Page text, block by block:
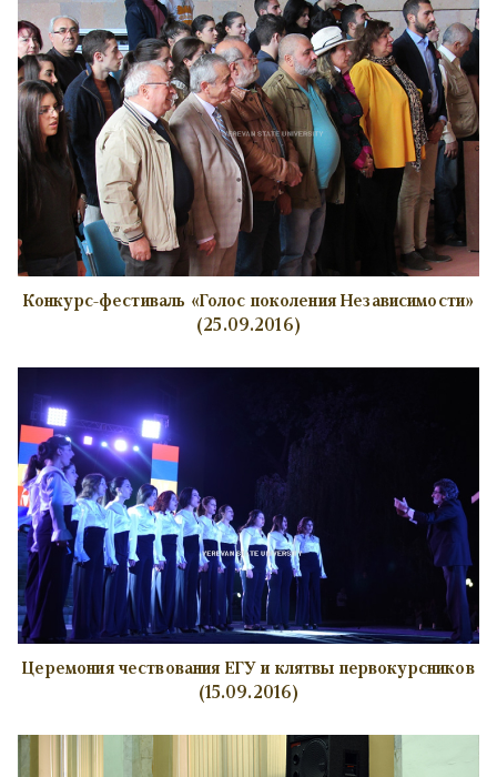
Конкурс-фестиваль «Голос поколения Независимости»
(25.09.2016)
Церемония чествования ЕГУ и клятвы первокурсников
(15.09.2016)